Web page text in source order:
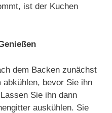
ist der Kuchen
dem Backen zunächst
bevor Sie ihn
Sie ihn dann
auskühlen. Sie